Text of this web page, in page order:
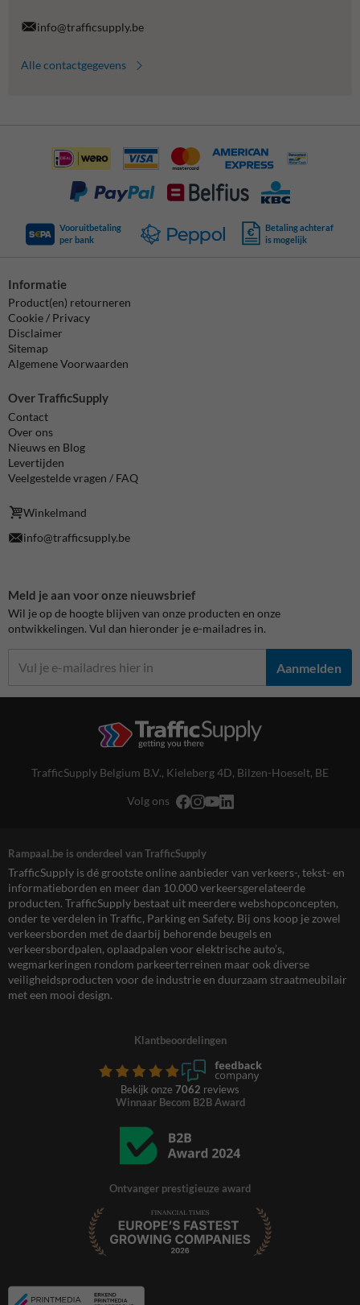
info@trafficsupply.be
Alle contactgegevens
Vooruitbetaling
per bank
Betaling achteraf
is mogelijk
Informatie
Product(en) retourneren
Cookie / Privacy
Disclaimer
Sitemap
Algemene Voorwaarden
Over TrafficSupply
Contact
Over ons
Nieuws en Blog
Levertijden
Veelgestelde vragen / FAQ
Winkelmand
info@trafficsupply.be
Meld je aan voor onze nieuwsbrief
Wil je op de hoogte blijven van onze producten en onze
ontwikkelingen. Vul dan hieronder je e-mailadres in.
Aanmelden
TrafficSupply Belgium B.V., Kieleberg 4D, Bilzen-Hoeselt, BE
Volg ons
Rampaal.be is onderdeel van TrafficSupply
TrafficSupply is dé grootste online aanbieder van verkeers-, tekst- en
informatieborden en meer dan 10.000 verkeersgerelateerde
producten. TrafficSupply bestaat uit meerdere webshopconcepten,
onder te verdelen in Traffic, Parking en Safety. Bij ons koop je zowel
verkeersborden met de daarbij behorende beugels en
verkeersbordpalen, oplaadpalen voor elektrische auto’s,
wegmarkeringen rondom parkeerterreinen maar ook diverse
veiligheidsproducten voor de industrie en duurzaam straatmeubilair
met een mooi design.
Klantbeoordelingen
Bekijk onze 7062 reviews
Winnaar Becom B2B Award
Ontvanger prestigieuze award